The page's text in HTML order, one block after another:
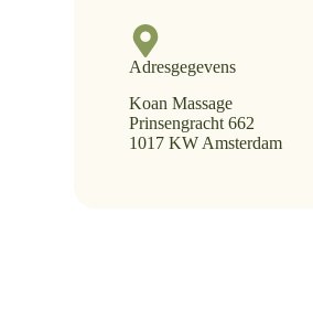
Adresgegevens
Koan Massage
Prinsengracht 662
1017 KW Amsterdam